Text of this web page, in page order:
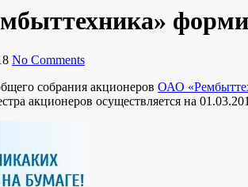
No Comments
собрания акционеров ОАО
акционеров осуществляется на